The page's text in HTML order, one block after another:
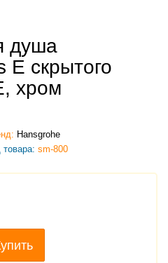
душа
E скрытого
хром
Hansgrohe
товара: sm-800